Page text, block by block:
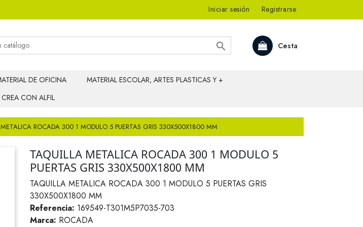
Iniciar sesión · Registrarse
Cesta

DE OFICINA
MATERIAL ESCOLAR, ARTES PLASTICAS Y +
CREA CON ALFIL
ROCADA 300 1 MODULO 5 PUERTAS GRIS 330X500X1800 MM
TAQUILLA METALICA ROCADA 300 1 MODULO 5
PUERTAS GRIS 330X500X1800 MM
TAQUILLA METALICA ROCADA 300 1 MODULO 5 PUERTAS GRIS
330X500X1800 MM
Referencia: 169549-T301M5P7035-703
Marca: ROCADA